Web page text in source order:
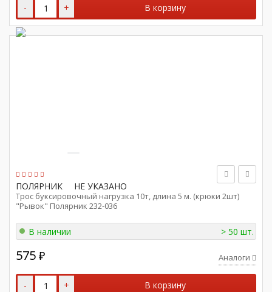
- + В корзину
ПОЛЯРНИК НЕ УКАЗАНО
Трос буксировочный нагрузка 10т, длина 5 м. (крюки 2шт)
"Рывок" Полярник 232-036
В наличии > 50 шт.
575 ₽ Аналоги
- + В корзину